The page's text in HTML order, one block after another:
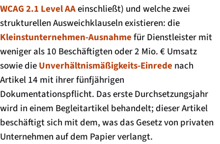
WCAG 2.1 Level AAeinschließt) und welche zwei
strukturellen Ausweichklauseln existieren: die
Kleinstunternehmen-Ausnahmefür Dienstleister mit
weniger als 10 Beschäftigten oder 2 Mio. € Umsatz
sowie dieUnverhältnismäßigkeits-Einrede nach
Artikel 14 mit ihrer fünfjährigen
Dokumentationspflicht. Das erste Durchsetzungsjahr
wird in einem Begleitartikel behandelt; dieser Artikel
beschäftigt sich mit dem, was das Gesetz von privaten
Unternehmen auf dem Papier verlangt.